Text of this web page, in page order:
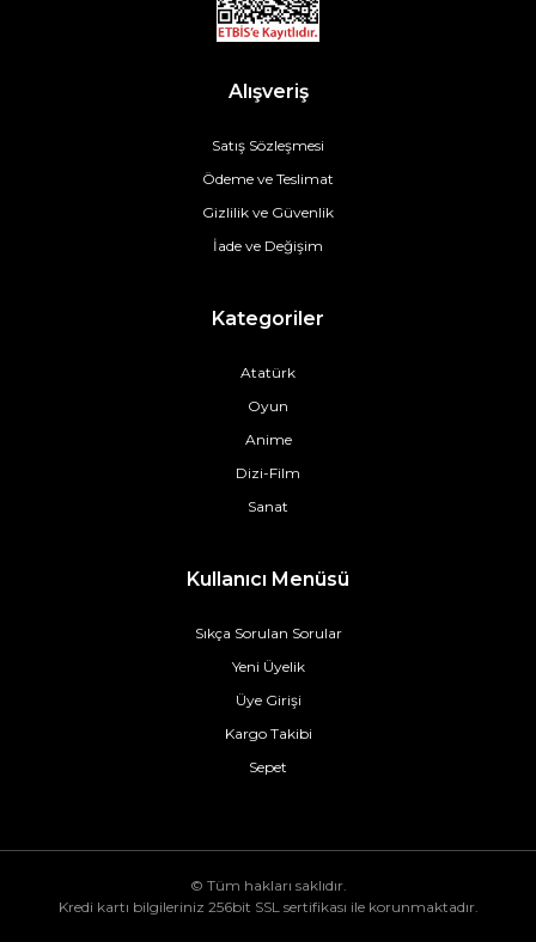
Alışveriş
Satış Sözleşmesi
Ödeme ve Teslimat
Gizlilik ve Güvenlik
İade ve Değişim
Kategoriler
Atatürk
Oyun
Anime
Dizi-Film
Sanat
Kullanıcı Menüsü
Sıkça Sorulan Sorular
Yeni Üyelik
Üye Girişi
Kargo Takibi
Sepet
© Tüm hakları saklıdır.
Kredi kartı bilgileriniz 256bit SSL sertifikası ile korunmaktadır.